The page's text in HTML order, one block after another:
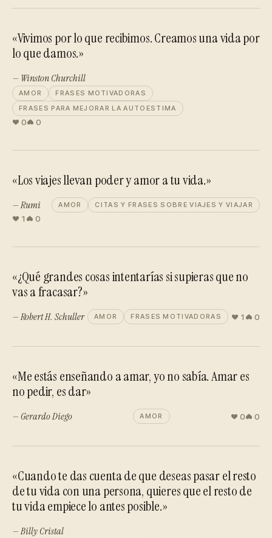
«Vivimos por lo que recibimos. Creamos una vida por
lo que damos.»
— Winston Churchill
AMOR
FRASES MOTIVADORAS
FRASES PARA MEJORAR LA AUTOESTIMA
0 0
«Los viajes llevan poder y amor a tu vida.»
— Rumi AMOR CITAS Y FRASES SOBRE VIAJES Y VIAJAR
1 0
«¿Qué grandes cosas intentarías si supieras que no
vas a fracasar?»
— Robert H. Schuller AMOR FRASES MOTIVADORAS 1 0
«Me estás enseñando a amar, yo no sabía. Amar es
no pedir, es dar»
— Gerardo Diego AMOR 0 0
«Cuando te das cuenta de que deseas pasar el resto
de tu vida con una persona, quieres que el resto de
tu vida empiece lo antes posible.»
— Billy Cristal